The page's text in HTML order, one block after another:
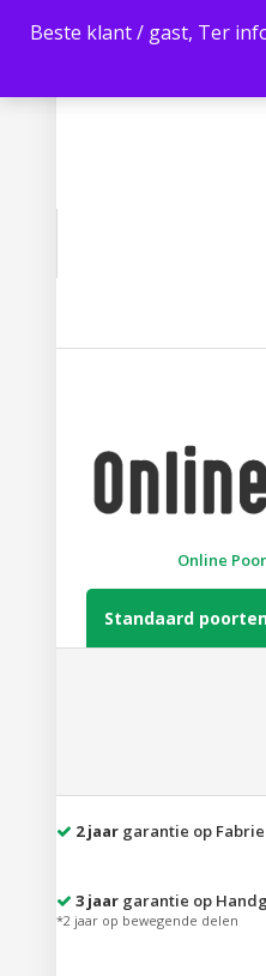
Online
Standaard
2 jaar garantie op
3 jaar garantie op
*2 jaar op bewegende delen
Beste klant / gast, Ter